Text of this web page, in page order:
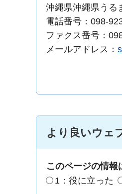
沖縄県沖縄県う
電話番号：098-
ファクス番号：
メールアドレス：
より良いウェ
このページの情報
1：役に立った